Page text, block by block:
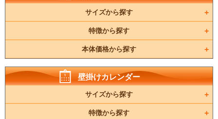
サイズから探す
特徴から探す
本体価格から探す
壁掛けカレンダー
サイズから探す
特徴から探す